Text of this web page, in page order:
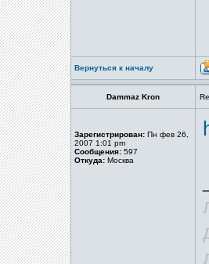
Вернуться к началу
Dammaz Kron
Зарегистрирован: Пн фев 26,
2007 1:01 pm
Сообщения: 597
Откуда: Москва